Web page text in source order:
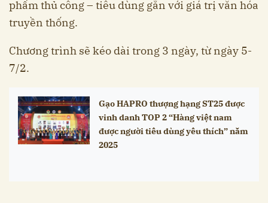
phẩm thủ công – tiêu dùng gắn với giá trị văn hóa
truyền thống.
Chương trình sẽ kéo dài trong 3 ngày, từ ngày 5-
7/2.
Gạo HAPRO thượng hạng ST25 được
vinh danh TOP 2 “Hàng việt nam
được người tiêu dùng yêu thích” năm
2025